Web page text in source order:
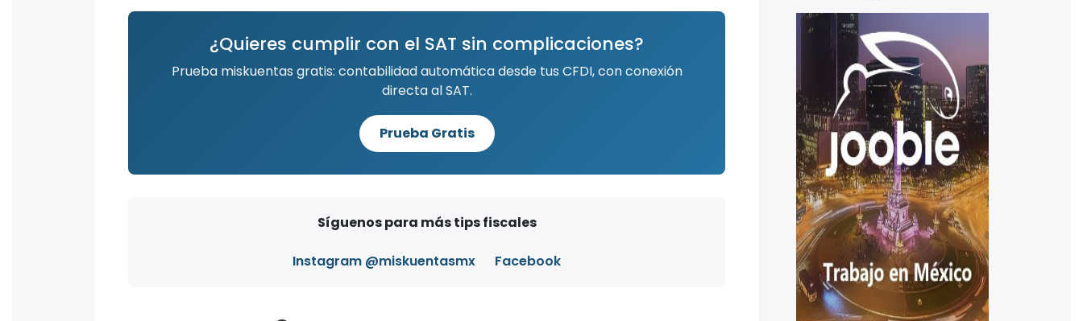
¿Quieres cumplir con el SAT sin complicaciones?
Prueba miskuentas gratis: contabilidad automática desde tus CFDI, con conexión
directa al SAT.
Prueba Gratis
Síguenos para más tips fiscales
Instagram @miskuentasmx Facebook